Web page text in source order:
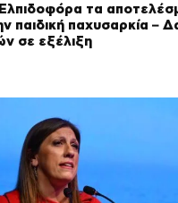
τα
παιδική παχυσαρκία –
σε εξέλιξη